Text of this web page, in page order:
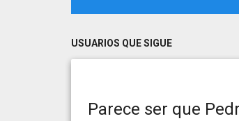
USUARIOS QUE SIGUE
Parece ser que